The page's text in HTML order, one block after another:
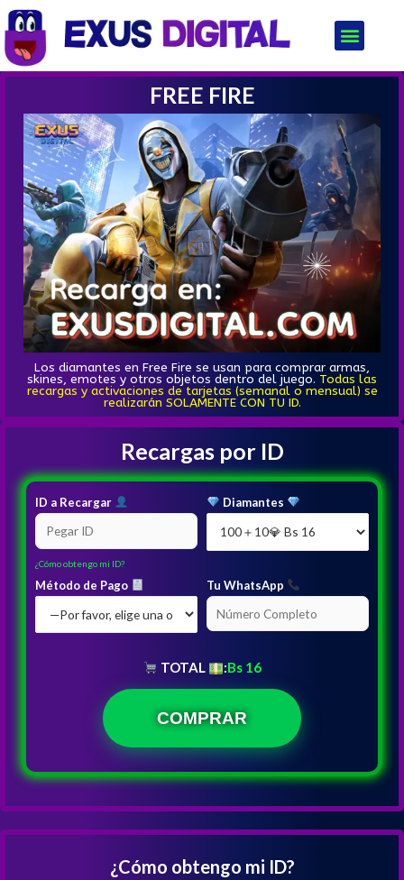
FREE FIRE
Los diamantes en Free Fire se usan para comprar armas,
skines, emotes y otros objetos dentro del juego. Todas las
recargas y activaciones de tarjetas (semanal o mensual) se
realizarán SOLAMENTE CON TU ID.
Recargas por ID
ID a Recargar Diamantes
¿Cómo obtengo mi ID?
Método de Pago Tu WhatsApp
TOTAL :Bs 16
¿Cómo obtengo mi ID?